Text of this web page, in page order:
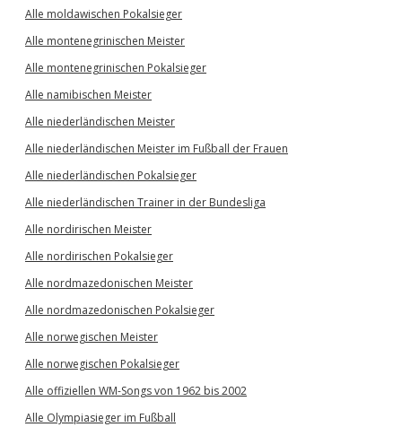
Alle moldawischen Pokalsieger
Alle montenegrinischen Meister
Alle montenegrinischen Pokalsieger
Alle namibischen Meister
Alle niederländischen Meister
Alle niederländischen Meister im Fußball der Frauen
Alle niederländischen Pokalsieger
Alle niederländischen Trainer in der Bundesliga
Alle nordirischen Meister
Alle nordirischen Pokalsieger
Alle nordmazedonischen Meister
Alle nordmazedonischen Pokalsieger
Alle norwegischen Meister
Alle norwegischen Pokalsieger
Alle offiziellen WM-Songs von 1962 bis 2002
Alle Olympiasieger im Fußball